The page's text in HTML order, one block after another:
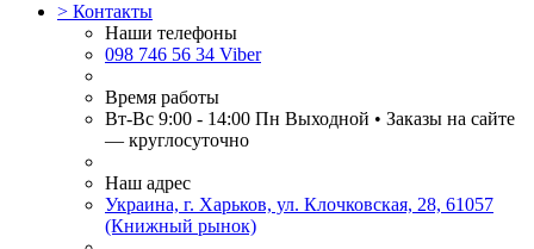
> Контакты
Наши телефоны
098 746 56 34 Viber
Время работы
Вт-Вс 9:00 - 14:00 Пн Выходной • Заказы на сайте
— круглосуточно
Наш адрес
Украина, г. Харьков, ул. Клочковская, 28, 61057
(Книжный рынок)